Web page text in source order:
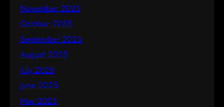
November 2025
October 2025
September 2025
August 2025
July 2025
June 2025
May 2025